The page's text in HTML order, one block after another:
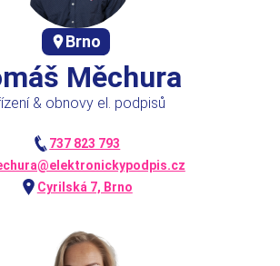
Brno
Měchura
& obnovy el. podpisů
737 823 793
Cyrilská 7, Brno